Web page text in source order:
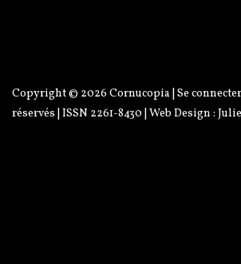
Copyright © 2026 Cornucopia Se connecter
réservés | ISSN 2261-8430 | Web Design :